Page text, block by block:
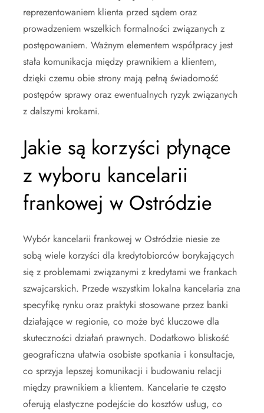
reprezentowaniem klienta przed sądem oraz
prowadzeniem wszelkich formalności związanych z
postępowaniem. Ważnym elementem współpracy jest
stała komunikacja między prawnikiem a klientem,
dzięki czemu obie strony mają pełną świadomość
postępów sprawy oraz ewentualnych ryzyk związanych
z dalszymi krokami.
Jakie są korzyści płynące
z wyboru kancelarii
frankowej w Ostródzie
Wybór kancelarii frankowej w Ostródzie niesie ze
sobą wiele korzyści dla kredytobiorców borykających
się z problemami związanymi z kredytami we frankach
szwajcarskich. Przede wszystkim lokalna kancelaria zna
specyfikę rynku oraz praktyki stosowane przez banki
działające w regionie, co może być kluczowe dla
skuteczności działań prawnych. Dodatkowo bliskość
geograficzna ułatwia osobiste spotkania i konsultacje,
co sprzyja lepszej komunikacji i budowaniu relacji
między prawnikiem a klientem. Kancelarie te często
oferują elastyczne podejście do kosztów usług, co